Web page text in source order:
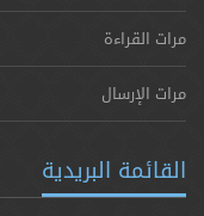
مرات القراءة
مرات الإرسال
القائمة البريدية